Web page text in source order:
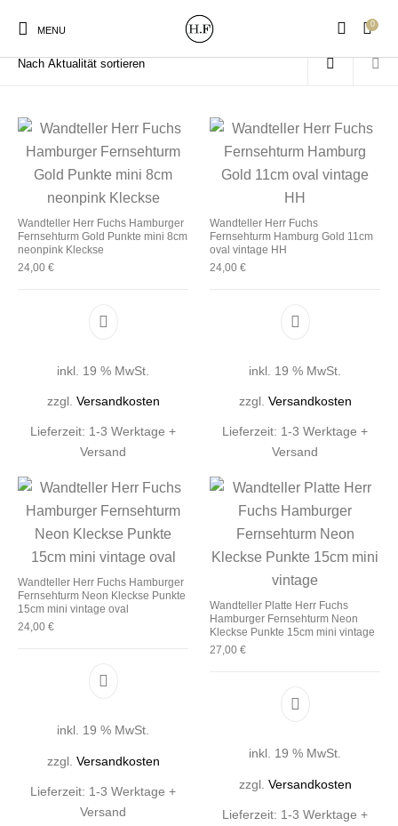
MENU
0
New Products On Sale! Wandteller Geschirrtücher
Gutscheine Magneten
Mützen / Beanies und
Start / Produkte verschlagwortet mit „Fernsehturm“
Wandteller Herr Fuchs Hamburger
Fernsehturm Gold Punkte mini 8cm
neonpink Kleckse
24,00 €
inkl. 19 % MwSt.
zzgl. Versandkosten
Lieferzeit: 1-3 Werktage +
Versand
Wandteller Herr Fuchs
Fernsehturm Hamburg Gold 11cm
oval vintage HH
24,00 €
inkl. 19 % MwSt.
zzgl. Versandkosten
Lieferzeit: 1-3 Werktage +
Versand
Wandteller Herr Fuchs Hamburger
Fernsehturm Neon Kleckse Punkte
15cm mini vintage oval
24,00 €
inkl. 19 % MwSt.
zzgl. Versandkosten
Lieferzeit: 1-3 Werktage +
Versand
Wandteller Platte Herr Fuchs
Hamburger Fernsehturm Neon
Kleckse Punkte 15cm mini vintage
27,00 €
inkl. 19 % MwSt.
zzgl. Versandkosten
Lieferzeit: 1-3 Werktage +